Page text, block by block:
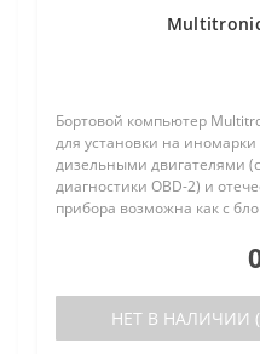
Бортовой компьютер
для установки на
дизельными двигателями
диагностики OBD-2) и
прибора возможна как с
НЕТ В НАЛИЧИИ